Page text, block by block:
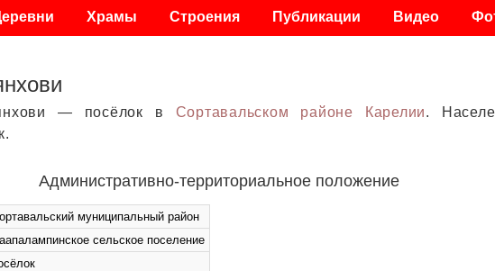
Храмы Строения Публикации Видео
— посёлок в Сортавальском районе Карелии.
Административно-территориальное положение
муниципальный район
сельское поселение